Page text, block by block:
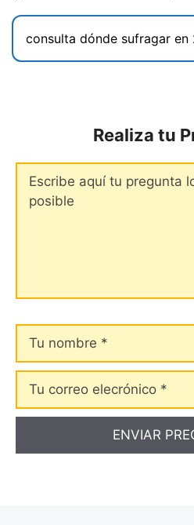
Realiza tu
nombre
Tu
correo
elecrónico